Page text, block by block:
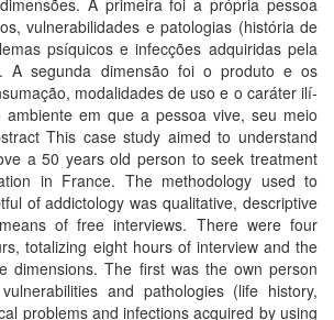
A primeira foi a própria pessoa
vulnerabilidades e patologias (história de
psí­quicos e infecções adquiridas pela
A segunda dimensão foi o produto e os
modalidades de uso e o caráter ilí­
em que a pessoa vive, seu meio
This case study aimed to understand
a 50 years old person to seek treatment
in France. The methodology used to
of addictology was qualitative, descriptive
of free interviews. There were four
totalizing eight hours of interview and the
dimensions. The first was the own person
and pathologies (life history,
problems and infections acquired by using